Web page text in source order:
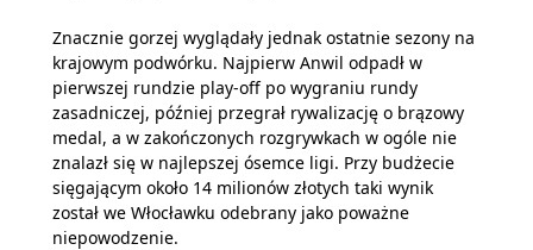
Znacznie gorzej wyglądały jednak ostatnie sezony na
krajowym podwórku. Najpierw Anwil odpadł w
pierwszej rundzie play-off po wygraniu rundy
zasadniczej, później przegrał rywalizację o brązowy
medal, a w zakończonych rozgrywkach w ogóle nie
znalazł się w najlepszej ósemce ligi. Przy budżecie
sięgającym około 14 milionów złotych taki wynik
został we Włocławku odebrany jako poważne
niepowodzenie.